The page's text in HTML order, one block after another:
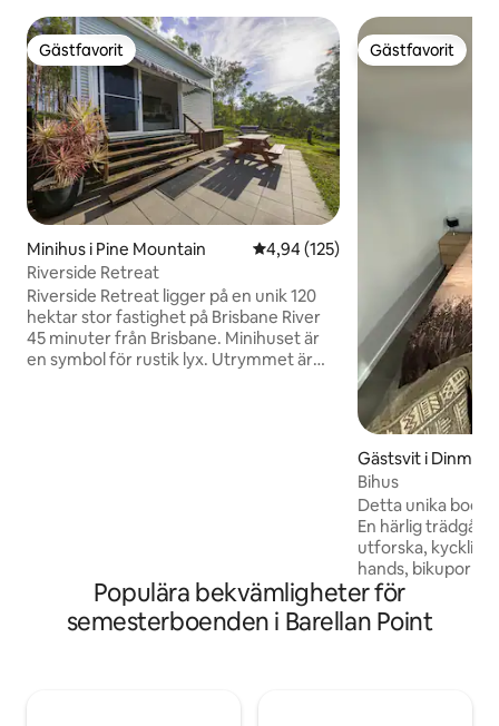
Gästfavorit
Gästfavorit
Minihus i Pine Mountain 4,94 av 5 i genomsnittligt
4,94 (125)
Riverside Retreat
Riverside Retreat ligger på en unik 120
hektar stor fastighet på Brisbane River
45 minuter från Brisbane. Minihuset är
en symbol för rustik lyx. Utrymmet är
Gästfavorit
Gästfavorit
Gästsvit i Dinmore
Bihus
Detta unika
En härlig
utforska,
hands, bikupor
honung, härliga
gärna njuter av
dragkamp.
Populära bekvämligheter för
semesterboenden i Barellan Point